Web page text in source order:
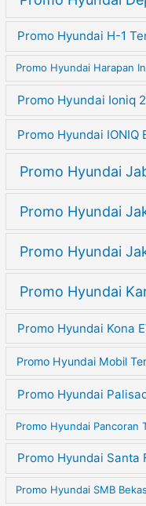
Promo Hyundai H-1
Promo Hyundai Harapan
Promo Hyundai Ioniq
Promo Hyundai IONIQ
Promo Hyundai
Promo Hyundai
Promo Hyundai
Promo Hyundai
Promo Hyundai Kona
Promo Hyundai Mobil
Promo Hyundai
Promo Hyundai Pancoran
Promo Hyundai Santa
Promo Hyundai SMB